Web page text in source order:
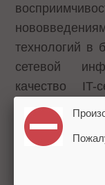
технологий в
сетевой
качество
оказались
из
Сингапура